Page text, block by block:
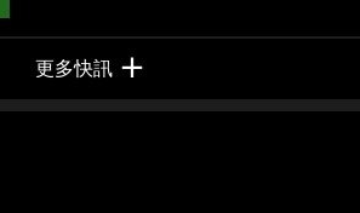
更多快訊